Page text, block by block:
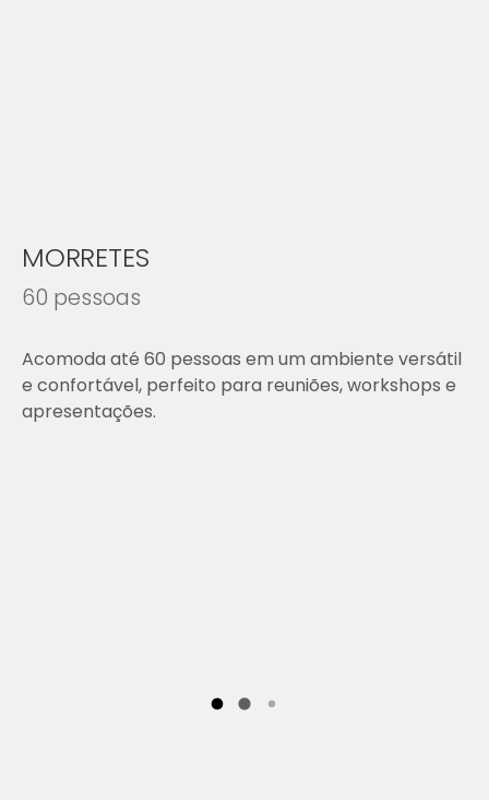
MORRETES
60 pessoas
Acomoda até 60 pessoas em um ambiente versátil
e confortável, perfeito para reuniões, workshops e
apresentações.